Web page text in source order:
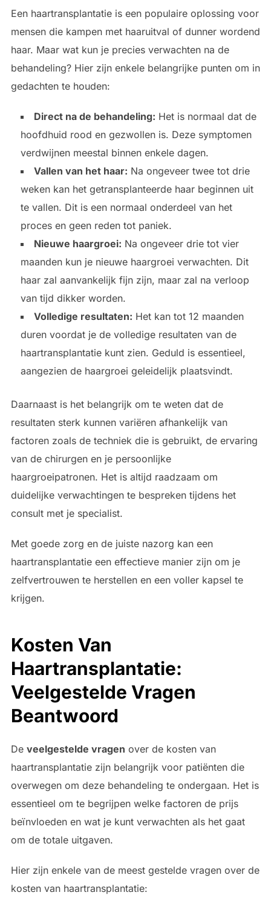
Een haartransplantatie is een populaire oplossing voor
mensen die kampen met haaruitval of dunner wordend
haar. Maar wat kun je precies verwachten na de
behandeling? Hier zijn enkele belangrijke punten om in
gedachten te houden:
Direct na de behandeling: Het is normaal dat de
hoofdhuid rood en gezwollen is. Deze symptomen
verdwijnen meestal binnen enkele dagen.
Vallen van het haar: Na ongeveer twee tot drie
weken kan het getransplanteerde haar beginnen uit
te vallen. Dit is een normaal onderdeel van het
proces en geen reden tot paniek.
Nieuwe haargroei: Na ongeveer drie tot vier
maanden kun je nieuwe haargroei verwachten. Dit
haar zal aanvankelijk fijn zijn, maar zal na verloop
van tijd dikker worden.
Volledige resultaten: Het kan tot 12 maanden
duren voordat je de volledige resultaten van de
haartransplantatie kunt zien. Geduld is essentieel,
aangezien de haargroei geleidelijk plaatsvindt.
Daarnaast is het belangrijk om te weten dat de
resultaten sterk kunnen variëren afhankelijk van
factoren zoals de techniek die is gebruikt, de ervaring
van de chirurgen en je persoonlijke
haargroeipatronen. Het is altijd raadzaam om
duidelijke verwachtingen te bespreken tijdens het
consult met je specialist.
Met goede zorg en de juiste nazorg kan een
haartransplantatie een effectieve manier zijn om je
zelfvertrouwen te herstellen en een voller kapsel te
krijgen.
Kosten Van
Haartransplantatie:
Veelgestelde Vragen
Beantwoord
De veelgestelde vragen over de kosten van
haartransplantatie zijn belangrijk voor patiënten die
overwegen om deze behandeling te ondergaan. Het is
essentieel om te begrijpen welke factoren de prijs
beïnvloeden en wat je kunt verwachten als het gaat
om de totale uitgaven.
Hier zijn enkele van de meest gestelde vragen over de
kosten van haartransplantatie: